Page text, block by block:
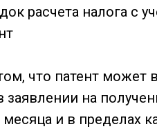
расчета налога с
что патент может
на
и в пределах